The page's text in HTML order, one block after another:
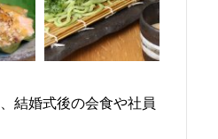
結婚式後の会食や社員